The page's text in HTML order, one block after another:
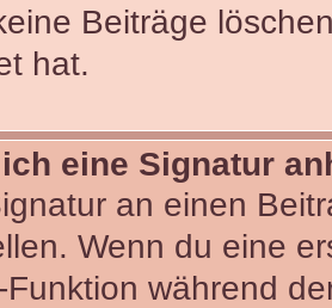
Beiträge
hat.
eine Signatur
an einen
Wenn du eine
-Funktion während